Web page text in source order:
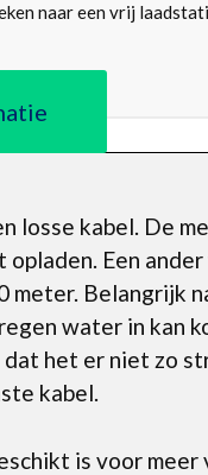
naar een vrij
losse kabel. De
Een
Belangrijk
water in kan
dat het er niet zo
kabel.
is voor meer